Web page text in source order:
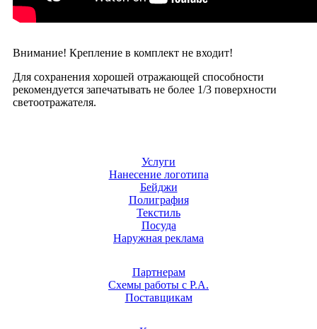
Внимание! Крепление в комплект не входит!
Для сохранения хорошей отражающей способности
рекомендуется запечатывать не более 1/3 поверхности
светоотражателя.
Услуги
Нанесение логотипа
Бейджи
Полиграфия
Текстиль
Посуда
Наружная реклама
Партнерам
Схемы работы с Р.А.
Поставщикам